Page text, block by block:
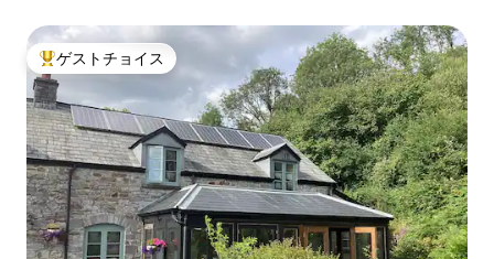
大好評のゲストチョイスです。
ゲストチョイス